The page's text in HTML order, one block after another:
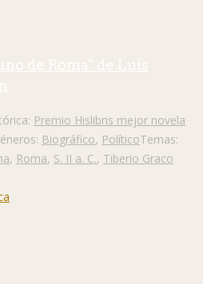
de Roma" de Luis
Premio Hislibris mejor novela
Biográfico, PolíticoTemas:
, Roma, S. II a. C., Tiberio Graco